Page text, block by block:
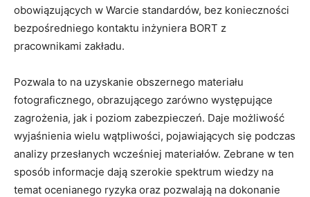
obowiązujących w Warcie standardów, bez konieczności
bezpośredniego kontaktu inżyniera BORT z
pracownikami zakładu.
Pozwala to na uzyskanie obszernego materiału
fotograficznego, obrazującego zarówno występujące
zagrożenia, jak i poziom zabezpieczeń. Daje możliwość
wyjaśnienia wielu wątpliwości, pojawiających się podczas
analizy przesłanych wcześniej materiałów. Zebrane w ten
sposób informacje dają szerokie spektrum wiedzy na
temat ocenianego ryzyka oraz pozwalają na dokonanie